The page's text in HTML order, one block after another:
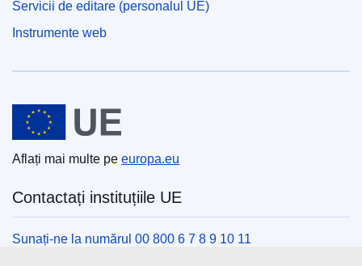
Servicii de editare (personalul UE)
Instrumente web
Uniunea Europeană
Aflați mai multe pe europa.eu
Contactați instituțiile UE
Sunați-ne la numărul 00 800 6 7 8 9 10 11